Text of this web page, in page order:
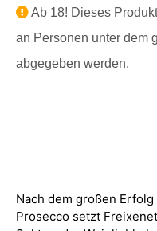
Ab 18! Dieses
an Personen unter dem
abgegeben werden.
Nach dem großen
Prosecco setzt